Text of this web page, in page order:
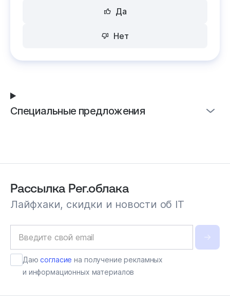
Да
Нет
Специальные предложения
Рассылка Рег.облака
Лайфхаки, скидки и новости об IT
Даюсогласие на получение рекламных
и информационных материалов